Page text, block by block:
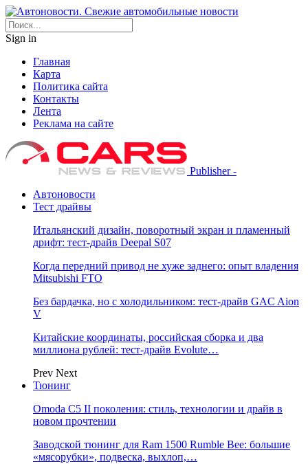
Sign in
Главная
Карта
Политика сайта
Контакты
Лента
Реклама на сайте
Publisher -
Автоновости
Тест драйвы
Итальянский дизайн, поворотный экран и пламенный
дрифт: тест-драйв Deepal S07
Когда передний привод не хуже заднего: опыт владения
Mitsubishi FTO
Без бардачка, но с холодильником: тест-драйв GAC Aion
V
Китайские координаты, российская сборка и два
миллиона рублей: тест-драйв Evolute…
Prev Next
Тюнинг
Omoda C5 II поколения: стиль, технологии и драйв в
новом прочтении
Заводской тюнинг для Ram 1500 Rumble Bee: большие
«мясорубки», подвеска, выхлоп,…